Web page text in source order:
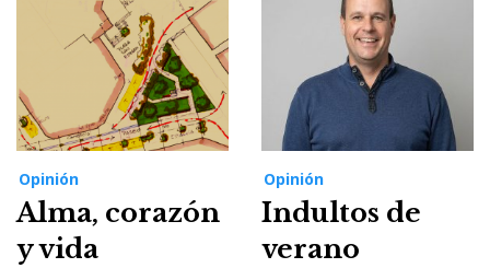
Opinión
Alma, corazón
y vida
Opinión
Indultos de
verano